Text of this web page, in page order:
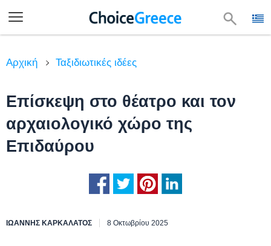
Αρχική Ταξιδιωτικές ιδέες
Επίσκεψη στο θέατρο και τον
αρχαιολογικό χώρο της
Επιδαύρου
ΙΩΆΝΝΗΣ ΚΑΡΚΑΛΆΤΟΣ 8 Οκτωβρίου 2025